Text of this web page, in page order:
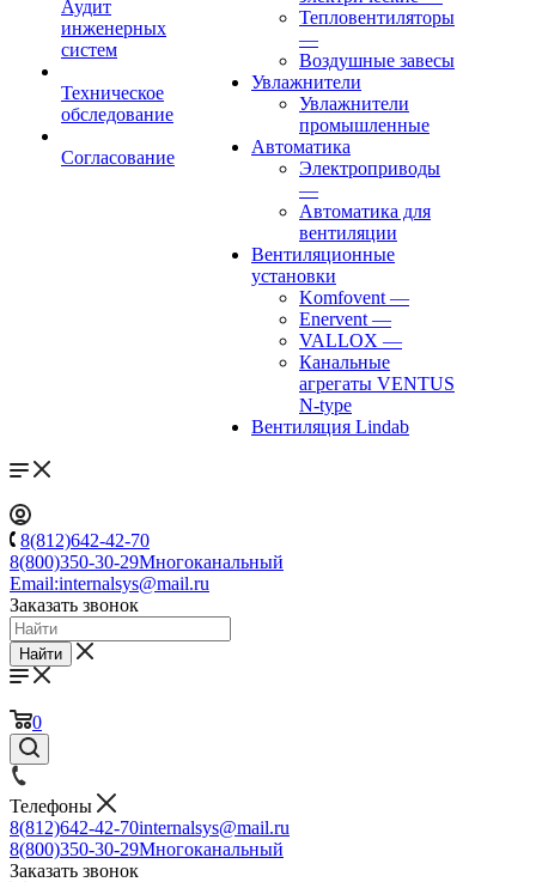
Аудит
инженерных
систем
Техническое
обследование
Согласование
Тепловентиляторы
—
Воздушные завесы
Увлажнители
Увлажнители
промышленные
Автоматика
Электроприводы
—
Автоматика для
вентиляции
Вентиляционные
установки
Komfovent —
Enervent —
VALLOX —
Канальные
агрегаты VENTUS
N-type
Вентиляция Lindab
8(812)642-42-70
8(800)350-30-29Многоканальный
Email:internalsys@mail.ru
Заказать звонок
Найти
0
Телефоны
8(812)642-42-70internalsys@mail.ru
8(800)350-30-29Многоканальный
Заказать звонок